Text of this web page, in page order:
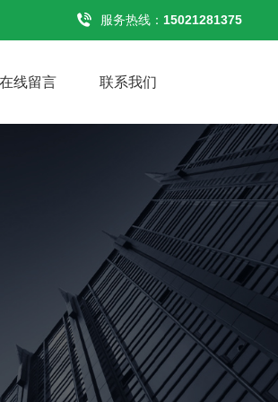
服务热线： 15021281375
在线留言 联系我们